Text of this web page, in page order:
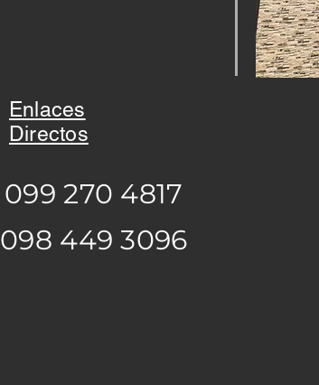
Enlaces
Directos
099 270 4817
098 449 3096